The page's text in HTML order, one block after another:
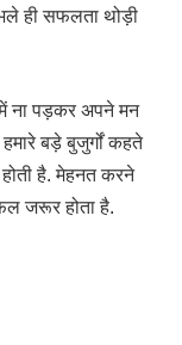
ही सफलता थोड़ी
ना पड़कर अपने मन
बड़े बुजुर्गों कहते
है. मेहनत करने
जरूर होता है.